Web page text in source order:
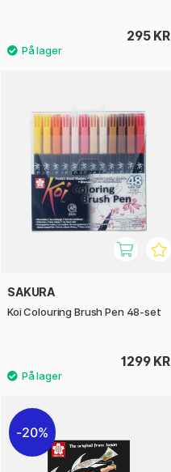
295 KR
SAKURA
Koi Colouring Brush Pen 48-set
1299 KR
20%